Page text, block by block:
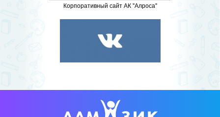
Корпоративный сайт АК "Алроса"